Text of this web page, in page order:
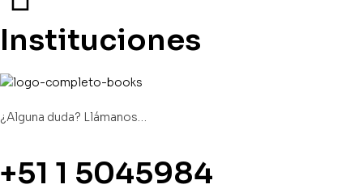
Instituciones
¿Alguna duda? Llámanos…
+51 1 5045984